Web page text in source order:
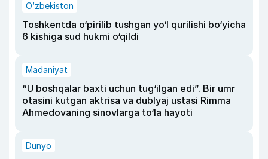
O‘zbekiston
Toshkentda o‘pirilib tushgan yo‘l qurilishi bo‘yicha
6 kishiga sud hukmi o‘qildi
Madaniyat
“U boshqalar baxti uchun tug‘ilgan edi”. Bir umr
otasini kutgan aktrisa va dublyaj ustasi Rimma
Ahmedovaning sinovlarga to‘la hayoti
Dunyo